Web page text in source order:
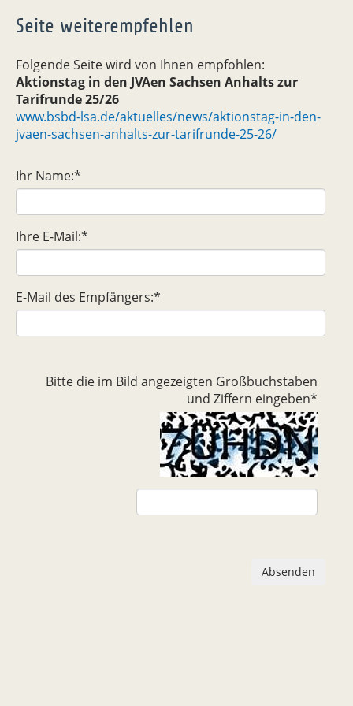
Seite weiterempfehlen
Folgende Seite wird von Ihnen empfohlen:
Aktionstag in den JVAen Sachsen Anhalts zur
Tarifrunde 25/26
www.bsbd-lsa.de/aktuelles/news/aktionstag-in-den-
jvaen-sachsen-anhalts-zur-tarifrunde-25-26/
Ihr Name:*
Ihre E-Mail:*
E-Mail des Empfängers:*
Bitte die im Bild angezeigten Großbuchstaben
und Ziffern eingeben*
Absenden